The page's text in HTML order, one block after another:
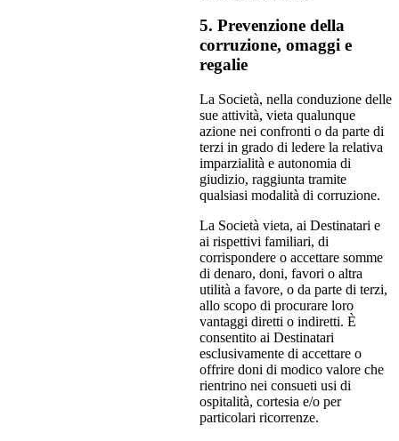
5. Prevenzione della
corruzione, omaggi e
regalie
La Società, nella conduzione delle
sue attività, vieta qualunque
azione nei confronti o da parte di
terzi in grado di ledere la relativa
imparzialità e autonomia di
giudizio, raggiunta tramite
qualsiasi modalità di corruzione.
La Società vieta, ai Destinatari e
ai rispettivi familiari, di
corrispondere o accettare somme
di denaro, doni, favori o altra
utilità a favore, o da parte di terzi,
allo scopo di procurare loro
vantaggi diretti o indiretti. È
consentito ai Destinatari
esclusivamente di accettare o
offrire doni di modico valore che
rientrino nei consueti usi di
ospitalità, cortesia e/o per
particolari ricorrenze.